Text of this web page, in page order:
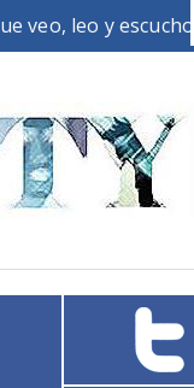
veo, leo y escucho